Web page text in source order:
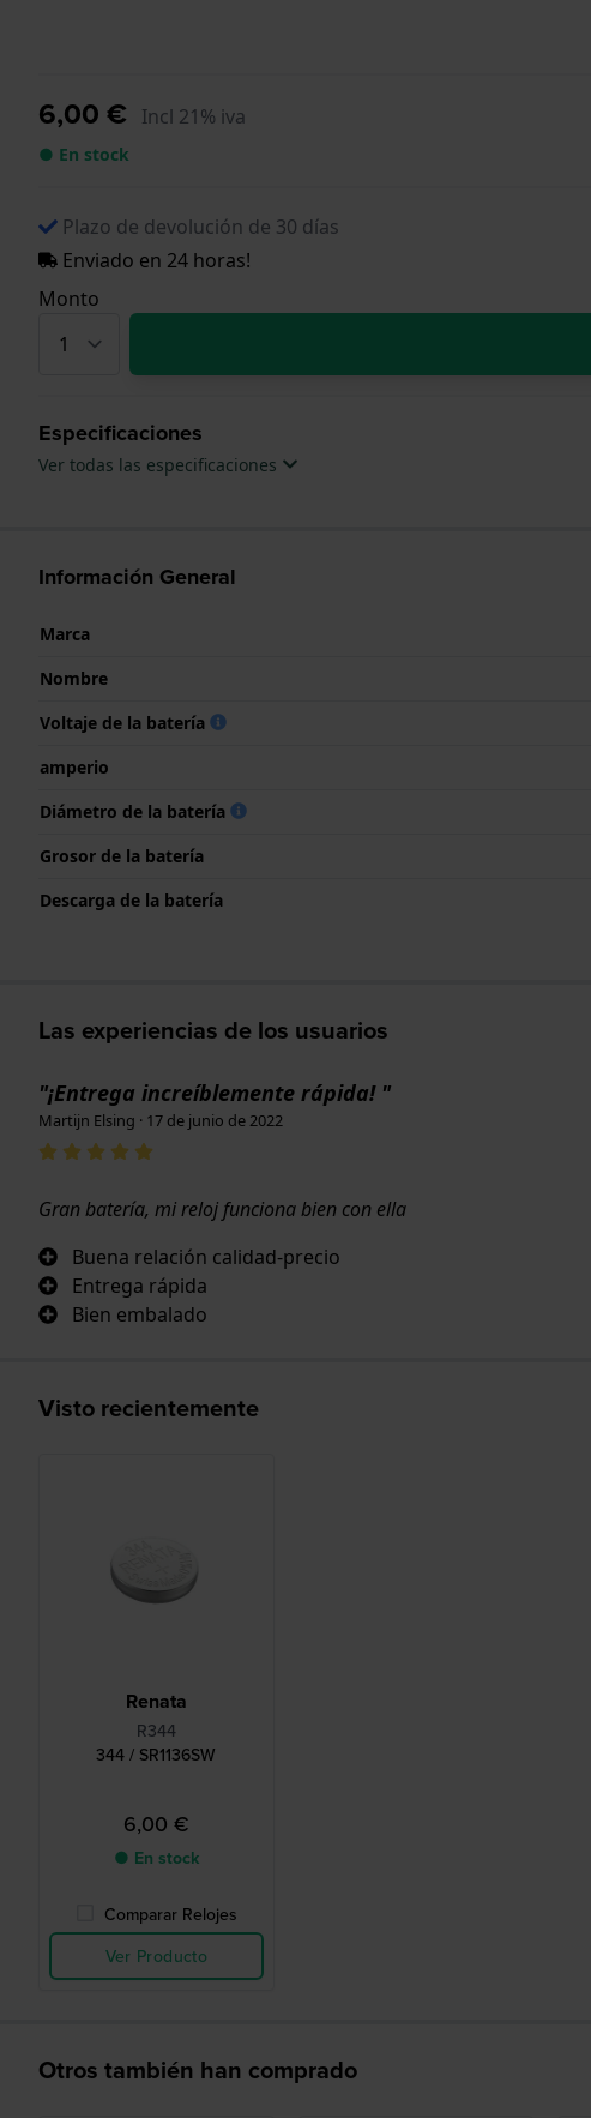
6,00 € Incl 21% iva
● En stock
Plazo de devolución de 30 días
Enviado en 24 horas!
Monto
Especificaciones
Ver todas las especificaciones
Información General
Marca
Nombre
Voltaje de la batería
amperio
Diámetro de la batería
Grosor de la batería
Descarga de la batería
Las experiencias de los usuarios
"¡Entrega increíblemente rápida! "
Martijn Elsing · 17 de junio de 2022
Gran batería, mi reloj funciona bien con ella
Buena relación calidad-precio
Entrega rápida
Bien embalado
Visto recientemente
Renata
R344
344 / SR1136SW
6,00 €
● En stock
Comparar Relojes
Ver Producto
Otros también han comprado